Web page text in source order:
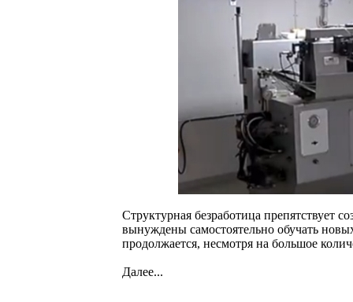
Структурная безработица препятствует
вынуждены самостоятельно обучать
продолжается, несмотря на большое
Далее...